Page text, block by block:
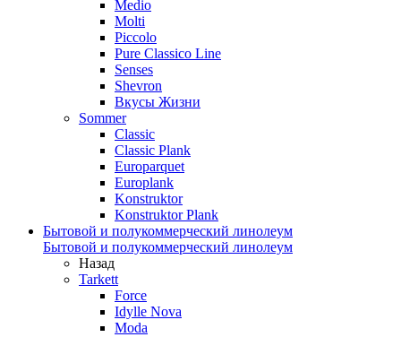
Medio
Molti
Piccolo
Pure Classico Line
Senses
Shevron
Вкусы Жизни
Sommer
Classic
Classic Plank
Europarquet
Europlank
Konstruktor
Konstruktor Plank
Бытовой и полукоммерческий линолеум
Бытовой и полукоммерческий линолеум
Назад
Tarkett
Force
Idylle Nova
Moda